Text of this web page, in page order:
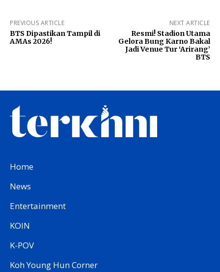
PREVIOUS ARTICLE
BTS Dipastikan Tampil di
AMAs 2026!
NEXT ARTICLE
Resmi! Stadion Utama
Gelora Bung Karno Bakal
Jadi Venue Tur ‘Arirang’
BTS
Home
News
Entertainment
KOIN
K-POV
Koh Young Hun Corner